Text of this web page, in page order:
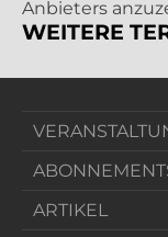
Anbieters
WEITERE
ARTIKEL